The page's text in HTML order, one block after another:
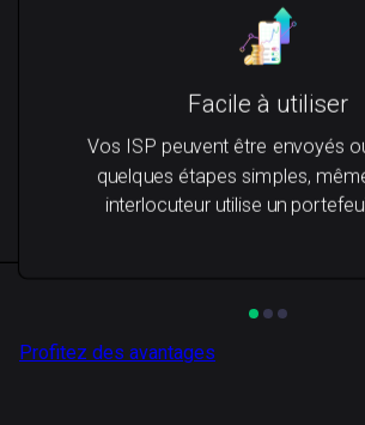
Facile à utiliser
Vos ISP peuvent être envoyés
quelques étapes simples,
interlocuteur utilise un
Profitez des avantages